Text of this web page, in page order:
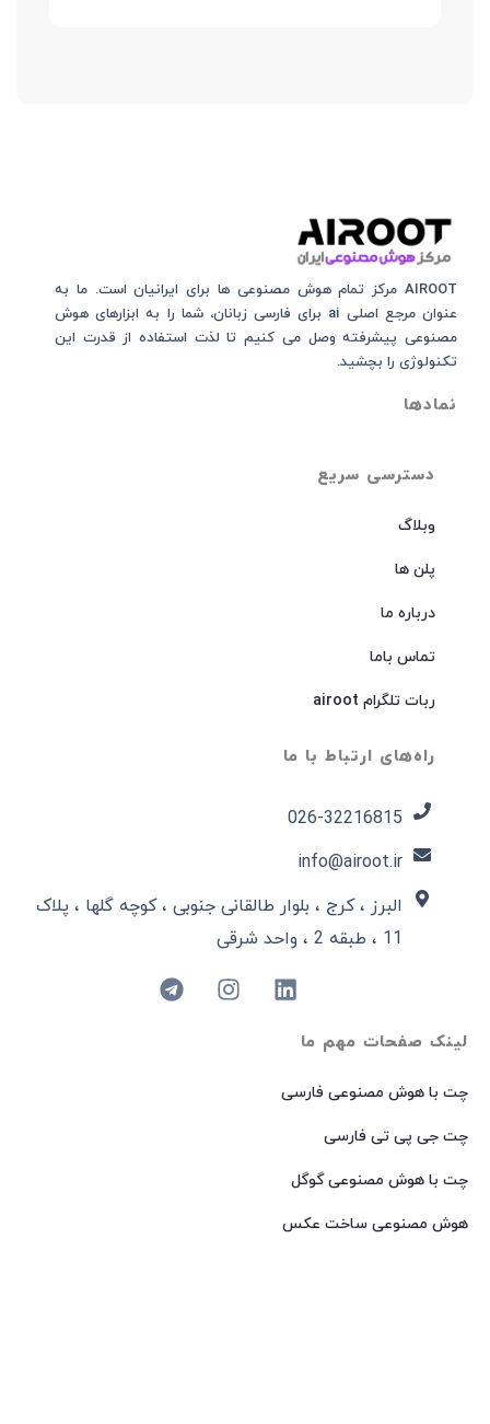
لینک صفحات مهم ما
چت با هوش مصنوعی فارسی
چت جی پی تی فارسی
چت با هوش مصنوعی گوگل
هوش مصنوعی ساخت عکس
دسترسی سریع
وبلاگ
پلن ها
درباره ما
تماس باما
ربات تلگرام airoot
راه‌های ارتباط با ما
026-32216815​
info@airoot.ir
البرز ، کرج ، بلوار طالقانی جنوبی ، کوچه گلها ، پلاک
11 ، طبقه 2 ، واحد شرقی
AIROOT مرکز تمام هوش مصنوعی‌‌‌ ها برای ایرانیان است. ما به
عنوان مرجع اصلی ai برای فارسی زبانان، شما را به ابزارهای هوش
مصنوعی پیشرفته وصل می کنیم تا لذت استفاده از قدرت این
تکنولوژی را بچشید.
نمادها